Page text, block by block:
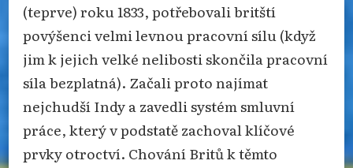
(teprve) roku 1833, potřebovali britští
povýšenci velmi levnou pracovní sílu (když
jim k jejich velké nelibosti skončila pracovní
síla bezplatná). Začali proto najímat
nejchudší Indy a zavedli systém smluvní
práce, který v podstatě zachoval klíčové
prvky otroctví. Chování Britů k těmto